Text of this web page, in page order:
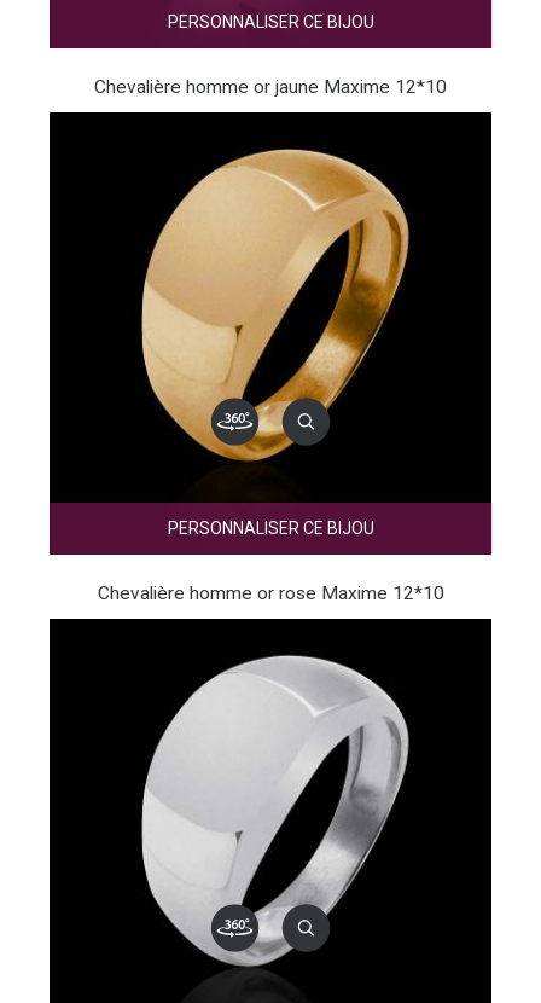
PERSONNALISER CE BIJOU
Chevalière homme or jaune Maxime 12*10
PERSONNALISER CE BIJOU
Chevalière homme or rose Maxime 12*10